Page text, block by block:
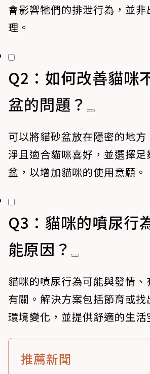
會影響牠們的排泄行為，並非
理。
Q2：如何改善貓咪
盆的問題？
可以將貓砂盆放在隱密的地
淨且適合貓咪喜好，並選擇足
盆，以增加貓咪的使用意願。
Q3：貓咪的噴尿行
能原因？
貓咪的噴尿行為可能與發情、
有關。解決方案包括節育或找
環境變化，並提供舒適的生活
推薦新聞